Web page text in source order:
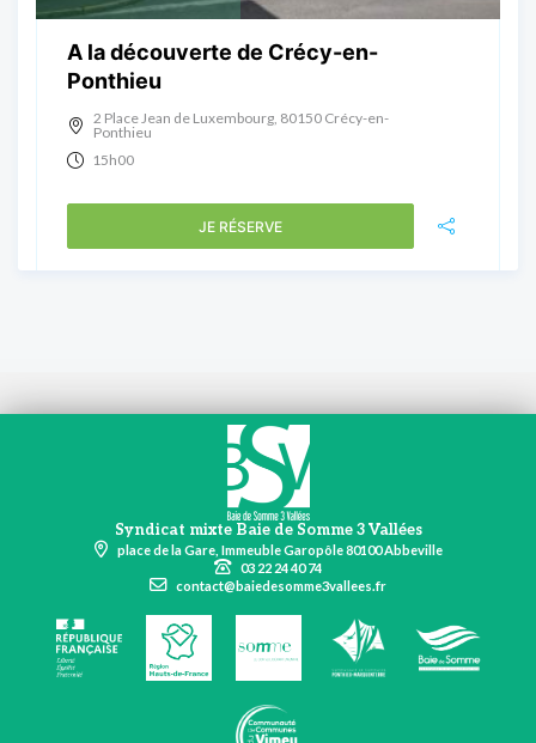
A la découverte de Crécy-en-
Ponthieu
2 Place Jean de Luxembourg, 80150 Crécy-en-
Ponthieu
15h00
JE RÉSERVE
Syndicat mixte Baie de Somme 3 Vallées
place de la Gare, Immeuble Garopôle 80100 Abbeville
03 22 24 40 74
contact@baiedesomme3vallees.fr